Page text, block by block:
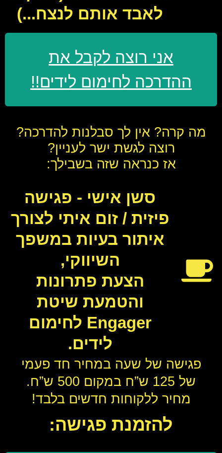
לאבד אותם לנצח...)
אני רוצה לקבל את
ההדרכה לחימום לידים!!
מה קרה? אין לך סבלנות להדרכה?
רוצה לגשת ישר לעניין?
אז כנראה שזה בשבילך:
סשן אישי - פגישה
פיזית / זום איתי לצורך
איתור בעיות במשפך
השיווקי,
הצעת פתרונות
והטמעת שיטת
Engager לחימום
לידים.
פגישה של שעה במחיר חד פעמי
של 125 ש”ח במקום 500 ש”ח.
מחיר ללקוחות חדשים בלבד!
להזמנת פגישה: